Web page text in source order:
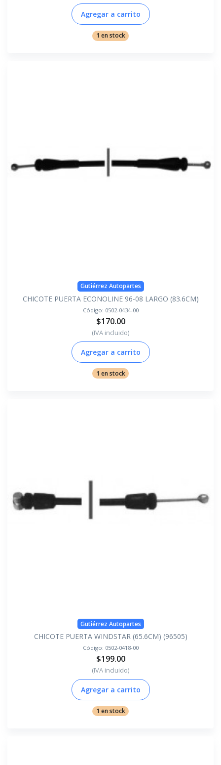
Agregar a carrito
1 en stock
Gutiérrez Autopartes
CHICOTE PUERTA ECONOLINE 96-08 LARGO (83.6CM)
Código: 0502-0434-00
$170.00
(IVA incluido)
Agregar a carrito
1 en stock
Gutiérrez Autopartes
CHICOTE PUERTA WINDSTAR (65.6CM) (96505)
Código: 0502-0418-00
$199.00
(IVA incluido)
Agregar a carrito
1 en stock